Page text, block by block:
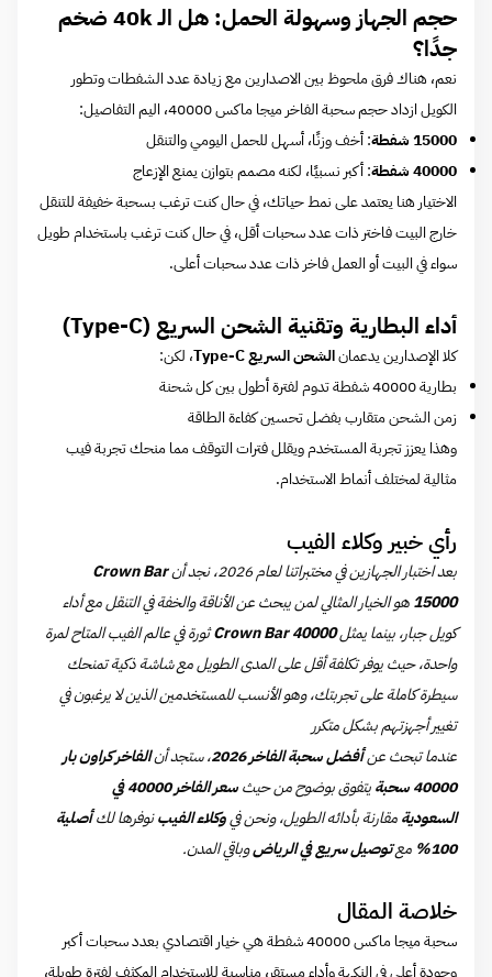
حجم الجهاز وسهولة الحمل: هل الـ 40k ضخم
جدًا؟
نعم، هناك فرق ملحوظ بين الاصدارين مع زيادة عدد الشفطات وتطور
الكويل ازداد حجم سحبة الفاخر ميجا ماكس 40000، اليم التفاصيل:
15000 شفطة
: أخف وزنًا، أسهل للحمل اليومي والتنقل
40000 شفطة
: أكبر نسبيًا، لكنه مصمم بتوازن يمنع الإزعاج
الاختيار هنا يعتمد على نمط حياتك، في حال كنت ترغب بسحبة خفيفة للتنقل
خارج البيت فاختر ذات عدد سحبات أقل، في حال كنت ترغب باستخدام طويل
سواء في البيت أو العمل فاخر ذات عدد سحبات أعلى.
أداء البطارية وتقنية الشحن السريع (Type-C)
كلا الإصدارين يدعمانالشحن السريع Type-C
، لكن:
بطارية 40000 شفطة تدوم لفترة أطول بين كل شحنة
زمن الشحن متقارب بفضل تحسين كفاءة الطاقة
وهذا يعزز تجربة المستخدم ويقلل فترات التوقف مما منحك تجربة فيب
مثالية لمختلف أنماط الاستخدام.
رأي خبير وكلاء الفيب
بعد اختبار الجهازين في مختبراتنا لعام 2026، نجد أن
Crown Bar
15000هو الخيار المثالي لمن يبحث عن الأناقة والخفة في التنقل مع أداء
كويل جبار، بينما يمثلCrown Bar 40000ثورة في عالم الفيب المتاح لمرة
واحدة، حيث يوفر تكلفة أقل على المدى الطويل مع شاشة ذكية تمنحك
سيطرة كاملة على تجربتك، وهو الأنسب للمستخدمين الذين لا يرغبون في
تغيير أجهزتهم بشكل متكرر
عندما تبحث عنأفضل سحبة الفاخر 2026 ، ستجد أنالفاخر كراون بار
40000 سحبة
يتفوق بوضوح من حيث
سعر الفاخر 40000 في
السعوديةمقارنة بأدائه الطويل، ونحن فيوكلاء الفيبنوفرها لكأصلية
100%
معتوصيل سريع في الرياضوباقي المدن.
خلاصة المقال
سحبة ميجا ماكس 40000 شفطة هي خيار اقتصادي بعدد سحبات أكبر